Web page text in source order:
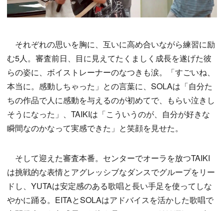
それぞれの思いを胸に、互いに高め合いながら練習に励
む5人。審査前日、目に見えてたくましく成長を遂げた彼
らの姿に、ボイストレーナーのなつきも涙。「すごいね、
本当に。感動しちゃった」との言葉に、SOLAは「自分た
ちの作品で人に感動を与えるのが初めてで、もらい泣きし
そうになった」、TAIKIは「こういうのが、自分が好きな
瞬間なのかなって実感できた」と笑顔を見せた。
そして迎えた審査本番。センターでオーラを放つTAIKI
は挑戦的な表情とアグレッシブなダンスでグループをリー
ドし、YUTAは安定感のある歌唱と長い手足を使ってしな
やかに踊る。EITAとSOLAはアドバイスを活かした歌唱で